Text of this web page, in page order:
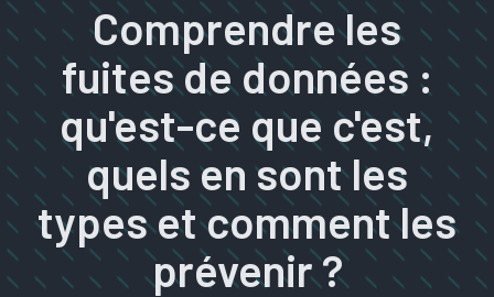
Comprendre les
fuites de données :
qu'est-ce que c'est,
quels en sont les
types et comment les
prévenir ?